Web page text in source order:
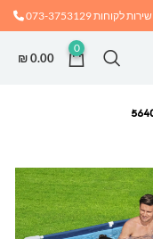
שירות לקוחות073-3753129
0
₪0.00